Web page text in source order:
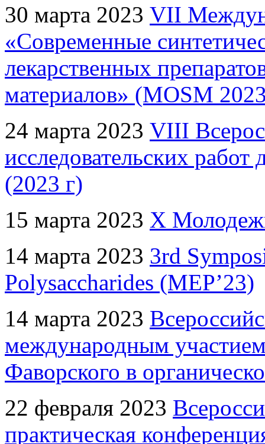
30 марта 2023 VII
«Современные
лекарственных
материалов» (MOSM
24 марта 2023 VIII
исследовательских работ
(2023 г)
15 марта 2023 X
14 марта 2023 3rd
Polysaccharides (MEP’23)
14 марта 2023
международным
Фаворского в
22 февраля 2023
практическая